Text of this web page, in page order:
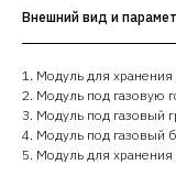
Внешний вид и
1. Модуль для
2. Модуль под газовую
3. Модуль под газовый
4. Модуль под газовый
5. Модуль для